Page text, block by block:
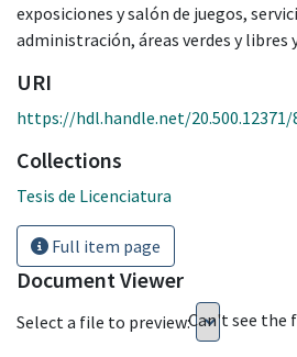
exposiciones y salón de juegos,
administración, áreas verdes y libres
URI
https://hdl.handle.net/20.500.12371/
Collections
Tesis de Licenciatura
Full item page
Document Viewer
Select a file to preview:Can't see the